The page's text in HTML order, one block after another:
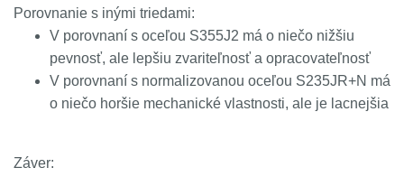
Porovnanie s inými triedami:
V porovnaní s oceľou S355J2 má o niečo nižšiu
pevnosť, ale lepšiu zvariteľnosť a opracovateľnosť
V porovnaní s normalizovanou oceľou S235JR+N má
o niečo horšie mechanické vlastnosti, ale je lacnejšia
Záver: